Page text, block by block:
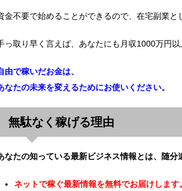
金不要で始めることができるので、在宅副業と
っ取り早く言えば、あなたにも月収1000万円以
由で稼いだお金は、
なたの未来を変えるためにお使いください。
無駄なく稼げる理由
なたの知っている最新ビジネス情報とは、随分
ネットで稼ぐ最新情報を無料でお届けします。